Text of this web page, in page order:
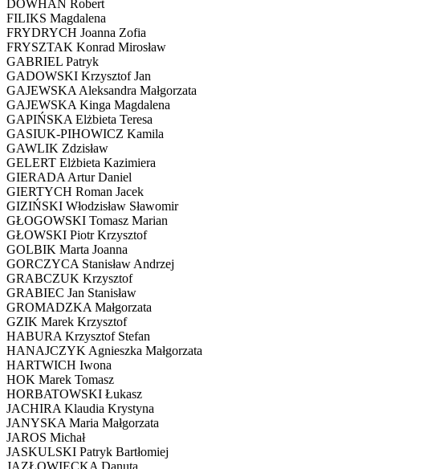
DOWHAN Robert
FILIKS Magdalena
FRYDRYCH Joanna Zofia
FRYSZTAK Konrad Mirosław
GABRIEL Patryk
GADOWSKI Krzysztof Jan
GAJEWSKA Aleksandra Małgorzata
GAJEWSKA Kinga Magdalena
GAPIŃSKA Elżbieta Teresa
GASIUK-PIHOWICZ Kamila
GAWLIK Zdzisław
GELERT Elżbieta Kazimiera
GIERADA Artur Daniel
GIERTYCH Roman Jacek
GIZIŃSKI Włodzisław Sławomir
GŁOGOWSKI Tomasz Marian
GŁOWSKI Piotr Krzysztof
GOLBIK Marta Joanna
GORCZYCA Stanisław Andrzej
GRABCZUK Krzysztof
GRABIEC Jan Stanisław
GROMADZKA Małgorzata
GZIK Marek Krzysztof
HABURA Krzysztof Stefan
HANAJCZYK Agnieszka Małgorzata
HARTWICH Iwona
HOK Marek Tomasz
HORBATOWSKI Łukasz
JACHIRA Klaudia Krystyna
JANYSKA Maria Małgorzata
JAROS Michał
JASKULSKI Patryk Bartłomiej